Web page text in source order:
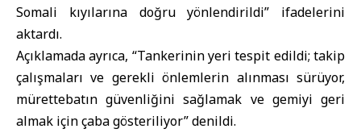
Somali kıyılarına doğru yönlendirildi” ifadelerini
aktardı.
Açıklamada ayrıca, “Tankerinin yeri tespit edildi; takip
çalışmaları ve gerekli önlemlerin alınması sürüyor,
mürettebatın güvenliğini sağlamak ve gemiyi geri
almak için çaba gösteriliyor” denildi.